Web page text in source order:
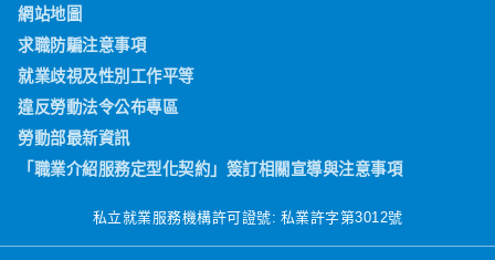
網站地圖
求職防騙注意事項
就業歧視及性別工作平等
違反勞動法令公布專區
勞動部最新資訊
「職業介紹服務定型化契約」簽訂相關宣導與注意事項
私立就業服務機構許可證號: 私業許字第3012號